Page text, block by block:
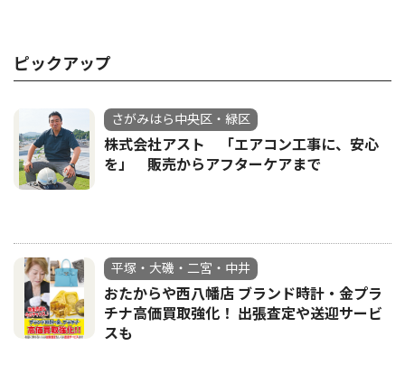
ピックアップ
さがみはら中央区・緑区
株式会社アスト 「エアコン工事に、安心
を」 販売からアフターケアまで
平塚・大磯・二宮・中井
おたからや西八幡店 ブランド時計・金プラ
チナ高価買取強化！ 出張査定や送迎サービ
スも